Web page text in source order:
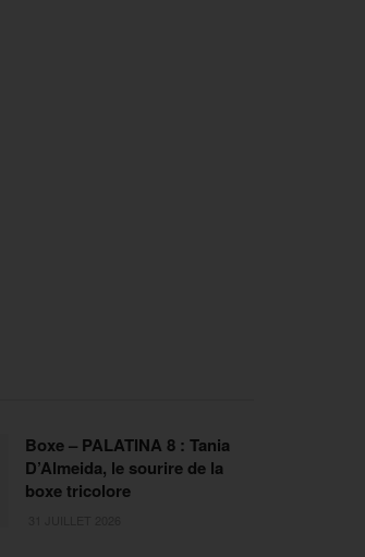
Boxe – PALATINA 8 : Tania
D’Almeida, le sourire de la
boxe tricolore